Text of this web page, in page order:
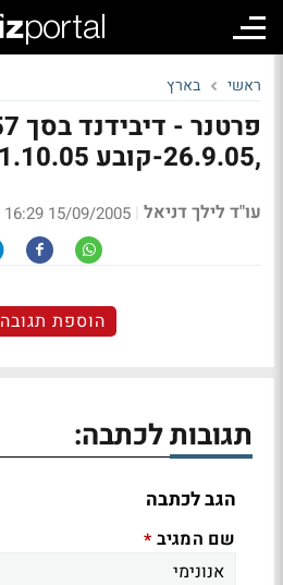
ראשי בארץ
,26.9.05-קובע 11.10.05-תשלום
עו"ד לילך דניאל |
15/09/2005 16:29
הוספת תגובה
תגובות לכתבה:
הגב לכתבה
שם המגיב *